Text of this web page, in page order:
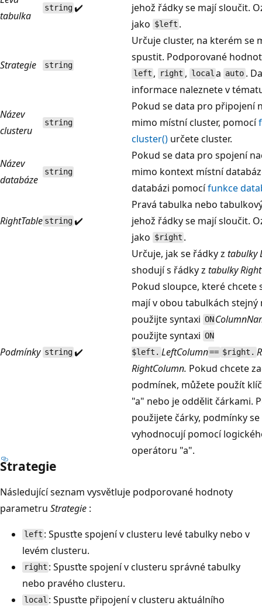
tabulka
string ✔️
jehož řádky se mají sloučit.
jako $left .
Strategie string
Určuje cluster, na kterém se
spustit. Podporované
left , right , local a auto.
informace naleznete v
Název
clusteru
string
Pokud se data pro připojení
mimo místní cluster, pomocí
cluster() určete cluster.
Název
databáze
string
Pokud se data pro spojení
mimo kontext místní
databázi pomocífunkce
RightTable string ✔️
Pravá tabulka nebo
jehož řádky se mají sloučit.
jako $right .
Podmínky string ✔️
Určuje, jak se řádky z tabulky
shodují s řádky z tabulky
Pokud sloupce, které chcete
mají v obou tabulkách stejný
použijte syntaxi ON
použijte syntaxi ON
$left. LeftColumn== $right.
RightColumn. Pokud chcete
podmínek, můžete použít
"a" nebo je oddělit čárkami.
použijete čárky, podmínky se
vyhodnocují pomocí
operátoru "a".
Strategie
Následující seznam vysvětluje podporované hodnoty
parametru Strategie :
left : Spusťte spojení v clusteru levé tabulky nebo v
levém clusteru.
right : Spusťte spojení v clusteru správné tabulky
nebo pravého clusteru.
local : Spusťte připojení v clusteru aktuálního